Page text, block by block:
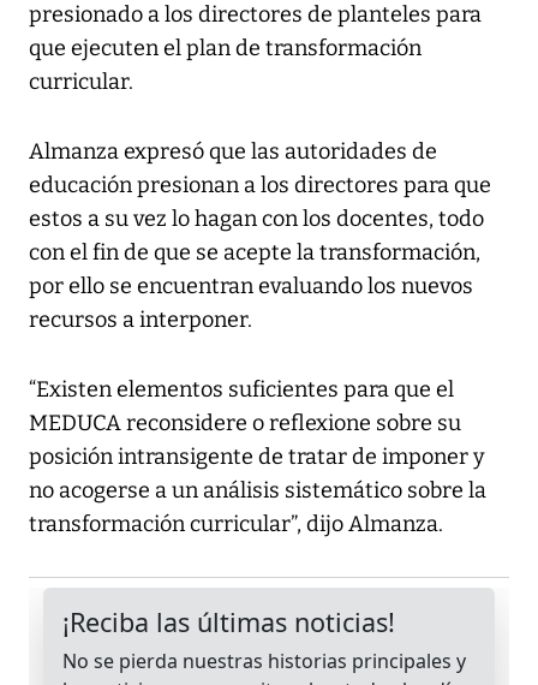
presionado a los directores de planteles para
que ejecuten el plan de transformación
curricular.
Almanza expresó que las autoridades de
educación presionan a los directores para que
estos a su vez lo hagan con los docentes, todo
con el fin de que se acepte la transformación,
por ello se encuentran evaluando los nuevos
recursos a interponer.
“Existen elementos suficientes para que el
MEDUCA reconsidere o reflexione sobre su
posición intransigente de tratar de imponer y
no acogerse a un análisis sistemático sobre la
transformación curricular”, dijo Almanza.